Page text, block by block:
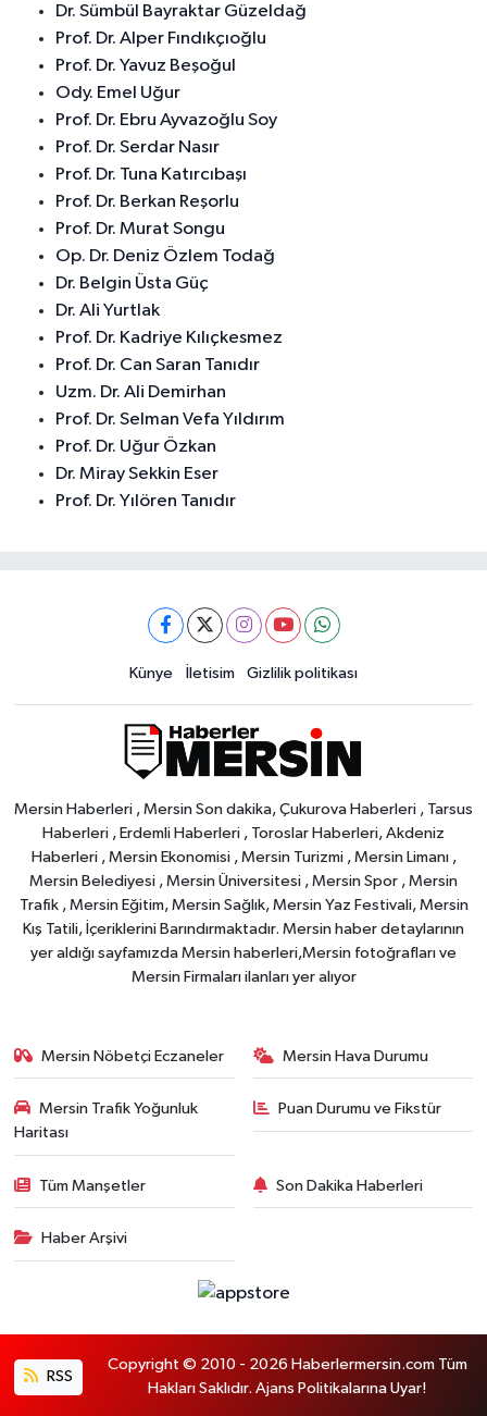
Dr. Sümbül Bayraktar Güzeldağ
Prof. Dr. Alper Fındıkçıoğlu
Prof. Dr. Yavuz Beşoğul
Ody. Emel Uğur
Prof. Dr. Ebru Ayvazoğlu Soy
Prof. Dr. Serdar Nasır
Prof. Dr. Tuna Katırcıbaşı
Prof. Dr. Berkan Reşorlu
Prof. Dr. Murat Songu
Op. Dr. Deniz Özlem Todağ
Dr. Belgin Üsta Güç
Dr. Ali Yurtlak
Prof. Dr. Kadriye Kılıçkesmez
Prof. Dr. Can Saran Tanıdır
Uzm. Dr. Ali Demirhan
Prof. Dr. Selman Vefa Yıldırım
Prof. Dr. Uğur Özkan
Dr. Miray Sekkin Eser
Prof. Dr. Yılören Tanıdır
Künye İletisim Gizlilik politikası
Mersin Haberleri , Mersin Son dakika, Çukurova Haberleri , Tarsus
Haberleri , Erdemli Haberleri , Toroslar Haberleri, Akdeniz
Haberleri , Mersin Ekonomisi , Mersin Turizmi , Mersin Limanı ,
Mersin Belediyesi , Mersin Üniversitesi , Mersin Spor , Mersin
Trafik , Mersin Eğitim, Mersin Sağlık, Mersin Yaz Festivali, Mersin
Kış Tatili, İçeriklerini Barındırmaktadır. Mersin haber detaylarının
yer aldığı sayfamızda Mersin haberleri,Mersin fotoğrafları ve
Mersin Firmaları ilanları yer alıyor
Mersin Nöbetçi Eczaneler Mersin Hava Durumu
Mersin Trafik Yoğunluk
Haritası
Puan Durumu ve Fikstür
Tüm Manşetler Son Dakika Haberleri
Haber Arşivi
RSS
Copyright © 2010 - 2026 Haberlermersin.com Tüm
Hakları Saklıdır. Ajans Politikalarına Uyar!